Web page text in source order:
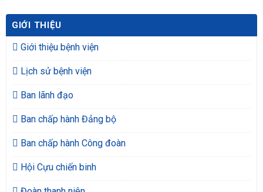
GIỚI THIỆU
Giới thiệu bệnh viện
Lịch sử bệnh viện
Ban lãnh đạo
Ban chấp hành Đảng bộ
Ban chấp hành Công đoàn
Hội Cựu chiến binh